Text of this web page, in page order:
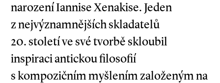
narození Iannise Xenakise. Jeden
z nejvýznamnějších skladatelů
20. století ve své tvorbě skloubil
inspiraci antickou filosofií
s kompozičním myšlením založeným na